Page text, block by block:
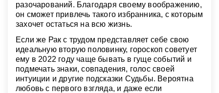
разочарований. Благодаря своему воображению,
он сможет привлечь такого избранника, с которым
захочет остаться на всю жизнь.
Если же Рак с трудом представляет себе свою
идеальную вторую половинку, гороскоп советует
ему в 2022 году чаще бывать в гуще событий и
подмечать знаки, совпадения, голос своей
интуиции и другие подсказки Судьбы. Вероятна
любовь с первого взгляда, и даже если